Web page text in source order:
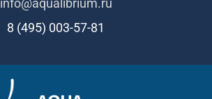
info@aqualibrium.ru
8 (495) 003-57-81